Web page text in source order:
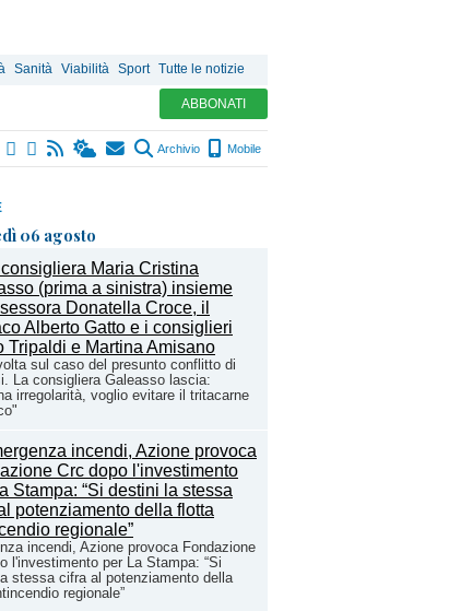
Sanità Viabilità Sport Tutte le notizie
ABBONATI
Archivio Mobile
06 agosto
sul caso del presunto conflitto di
La consigliera Galeasso lascia:
irregolarità, voglio evitare il tritacarne
incendi, Azione provoca Fondazione
l'investimento per La Stampa: “Si
stessa cifra al potenziamento della
regionale”